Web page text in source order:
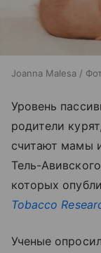
Joanna Malesa /
Уровень
родители
считают мамы
Тель-
которых
Tobacco
Ученые